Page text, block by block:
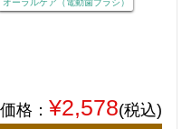
格： ¥2,578(税込)